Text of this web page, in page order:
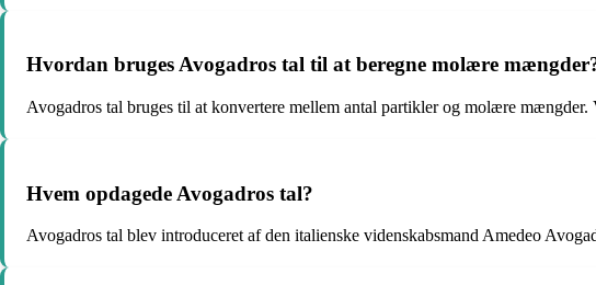
Hvordan bruges Avogadros tal til at beregne molære
Avogadros tal bruges til at konvertere mellem antal partikler og molære
Hvem opdagede Avogadros tal?
Avogadros tal blev introduceret af den italienske videnskabsmand Amedeo